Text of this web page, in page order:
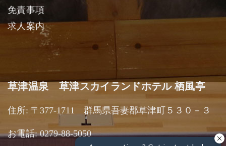
免責事項
求人案内
草津温泉 草津スカイランドホテル 栖風亭
住所: 〒377-1711 群馬県吾妻郡草津町５３０－３
お電話: 0279-88-5050